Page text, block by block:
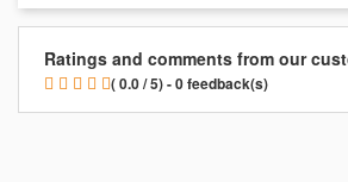
Ratings and comments from our
( 0.0 / 5) - 0 feedback(s)